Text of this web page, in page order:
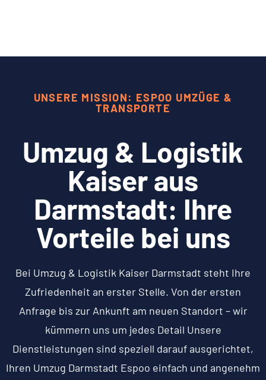
UNSERE MISSION: ESPOO UMZÜGE &
TRANSPORTE
Umzug & Logistik
Kaiser aus
Darmstadt: Ihre
Vorteile bei uns
Bei Umzug & Logistik Kaiser Darmstadt steht Ihre
Zufriedenheit an erster Stelle. Von der ersten
Anfrage bis zur Ankunft am neuen Standort – wir
kümmern uns um jedes Detail Unsere
Dienstleistungen sind speziell darauf ausgerichtet,
Ihren Umzug Darmstadt Espoo einfach und angenehm